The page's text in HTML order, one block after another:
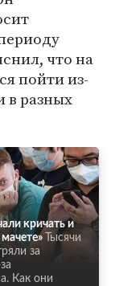
что на
пойти из-
в разных
кричать и
Тысячи
за
Как они